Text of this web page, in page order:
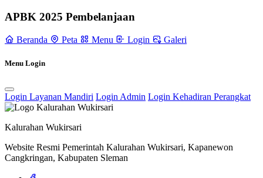
2023
Safari Ramadan Kapanewon Cangkringan Perkuat Kebersamaan di
Sosialisasi Panduan Operasional TPS 3R
Karang Taruna "Taruna Bhakti" Wukirsari Berbagi Kebaikan di
APBK 2025 Pembelanjaan
Beranda Peta Menu Login Galeri
Menu Login
Login Layanan Mandiri Login Admin Login Kehadiran Perangkat
Kalurahan Wukirsari
Website Resmi Pemerintah Kalurahan Wukirsari, Kapanewon
Cangkringan, Kabupaten Sleman